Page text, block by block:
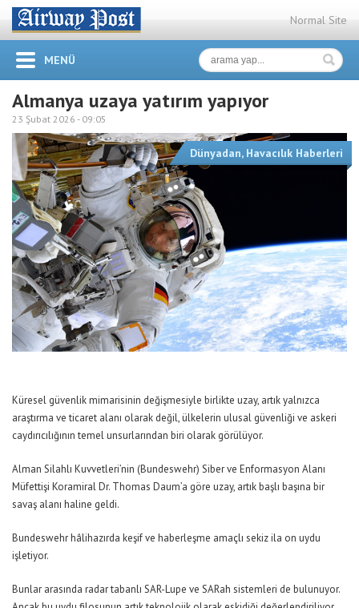
Normal Site
MENÜ
Almanya uzaya yatırım yapıyor
23 Şubat 2026 - 09:05
Dünyadan, Havacılık Haberleri
Küresel güvenlik mimarisinin değişmesiyle birlikte uzay, artık yalnızca
araştırma ve ticaret alanı olarak değil, ülkelerin ulusal güvenliği ve askeri
caydırıcılığının temel unsurlarından biri olarak görülüyor.
Alman Silahlı Kuvvetleri’nin (Bundeswehr) Siber ve Enformasyon Alanı
Müfettişi Koramiral Dr. Thomas Daum’a göre uzay, artık başlı başına bir
savaş alanı haline geldi.
Bundeswehr hâlihazırda keşif ve haberleşme amaçlı sekiz ila on uydu
işletiyor.
Bunlar arasında radar tabanlı SAR-Lupe ve SARah sistemleri de bulunuyor.